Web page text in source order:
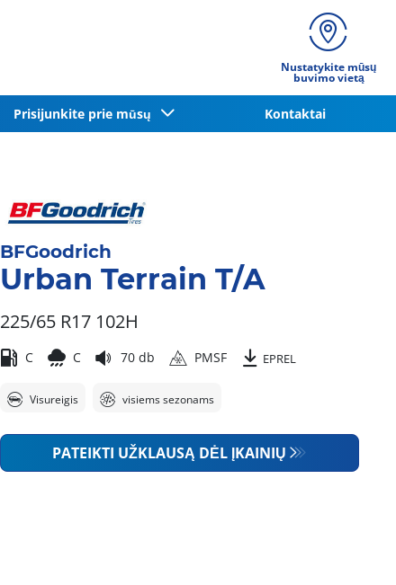
Nustatykite mūsų
buvimo vietą
Prisijunkite prie mūsų Kontaktai
BFGoodrich
Urban Terrain T/A
225/65 R17 102H
C C 70 db PMSF EPREL
Visureigis visiems sezonams
PATEIKTI UŽKLAUSĄ DĖL ĮKAINIŲ